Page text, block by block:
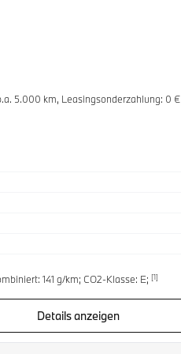
5.000 km, Leasingsonderzahlung: 0 €
141 g/km; CO2-Klasse: E; [1]
Details anzeigen